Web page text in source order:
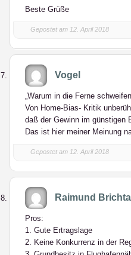
Beste Grüße
Gepostet am 12. April 2018
Vogel
„Warum in die Ferne
Von Home-Bias- Kritik
daß der Gewinn im günstigen
Das ist hier meiner Meinung
Gepostet am 12. April 2018
Raimund Brichta
Pros:
1. Gute Ertragslage
2. Keine Konkurrenz in der